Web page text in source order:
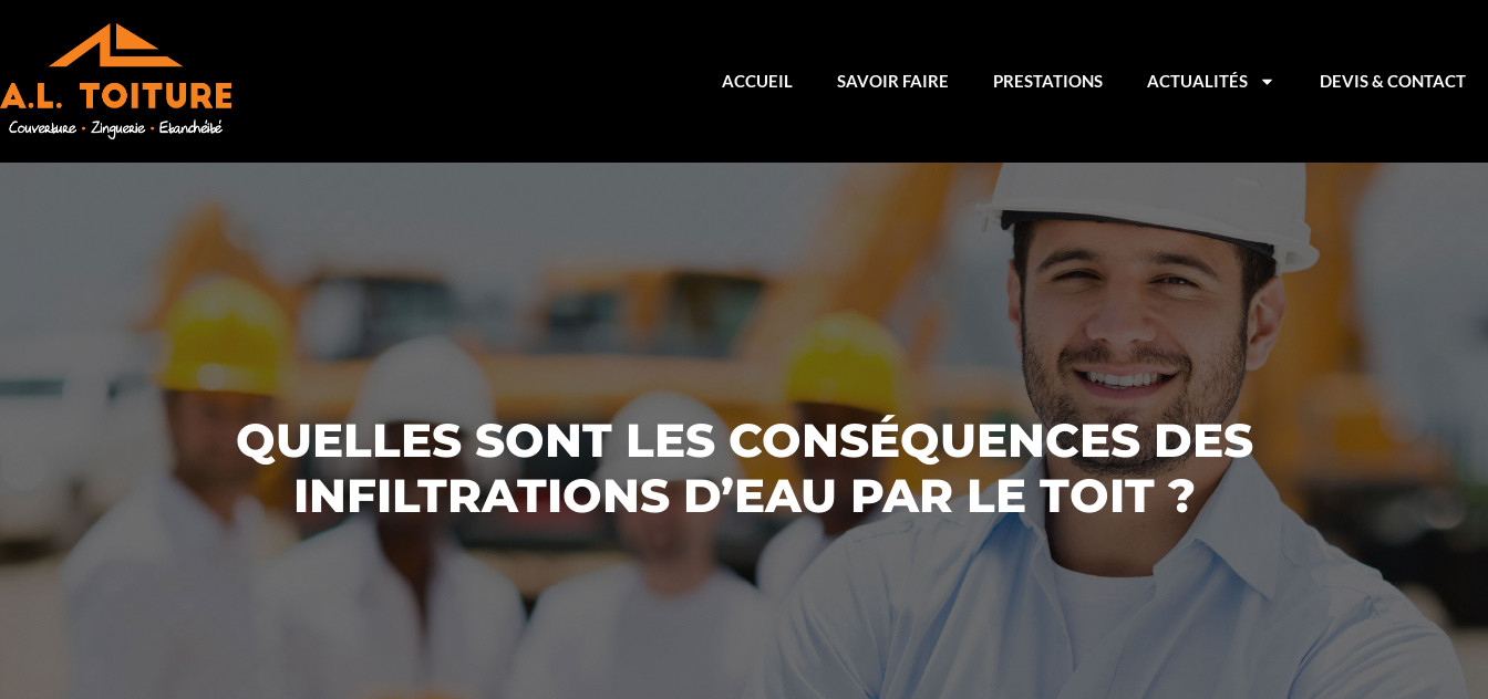
ACCUEIL SAVOIR FAIRE PRESTATIONS ACTUALITÉS DEVIS & CONTACT
QUELLES SONT LES CONSÉQUENCES DES
INFILTRATIONS D’EAU PAR LE TOIT ?